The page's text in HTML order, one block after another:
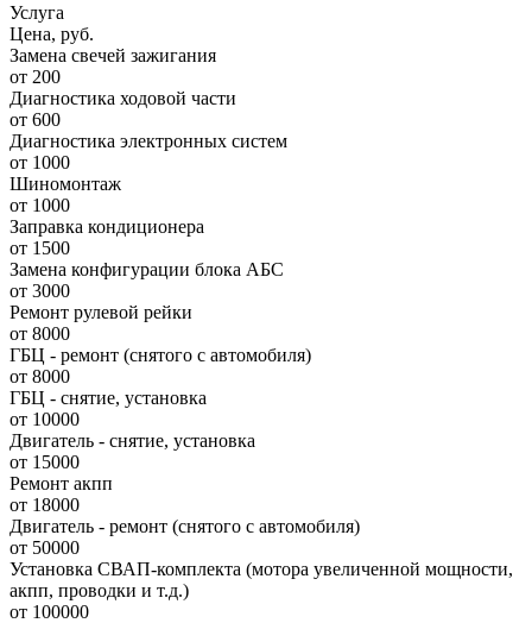
Услуга
Цена, руб.
Замена свечей зажигания
от 200
Диагностика ходовой части
от 600
Диагностика электронных систем
от 1000
Шиномонтаж
от 1000
Заправка кондиционера
от 1500
Замена конфигурации блока АБС
от 3000
Ремонт рулевой рейки
от 8000
ГБЦ - ремонт (снятого с автомобиля)
от 8000
ГБЦ - снятие, установка
от 10000
Двигатель - снятие, установка
от 15000
Ремонт акпп
от 18000
Двигатель - ремонт (снятого с автомобиля)
от 50000
Установка СВАП-комплекта (мотора увеличенной мощности,
акпп, проводки и т.д.)
от 100000